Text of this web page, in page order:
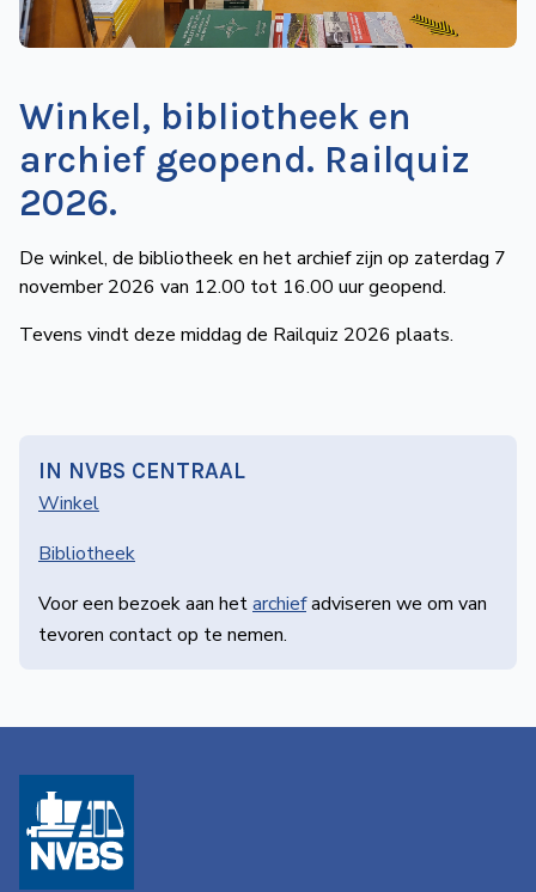
Winkel, bibliotheek en
archief geopend. Railquiz
2026.
De winkel, de bibliotheek en het archief zijn op zaterdag 7
november 2026 van 12.00 tot 16.00 uur geopend.
Tevens vindt deze middag de Railquiz 2026 plaats.
IN NVBS CENTRAAL
Winkel
Bibliotheek
Voor een bezoek aan hetarchiefadviseren we om van
tevoren contact op te nemen.